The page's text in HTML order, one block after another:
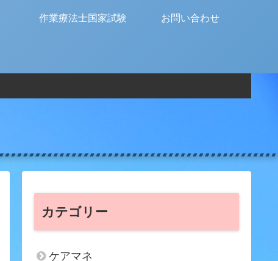
作業療法士国家試験 お問い合わせ
カテゴリー
ケアマネ